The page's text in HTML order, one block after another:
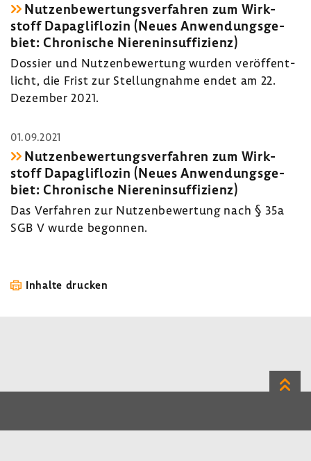
Nutzen­be­wer­tungs­ver­fahren zum Wirk­
stoff Dapaglif­lozin (Neues Anwen­dungs­ge­
biet: Chro­ni­sche Nieren­in­suf­fi­zienz)
Dossier und Nutzen­be­wer­tung wurden veröf­fent­
licht, die Frist zur Stel­lung­nahme endet am 22.
Dezember 2021.
01.09.2021
Nutzen­be­wer­tungs­ver­fahren zum Wirk­
stoff Dapaglif­lozin (Neues Anwen­dungs­ge­
biet: Chro­ni­sche Nieren­in­suf­fi­zienz)
Das Verfahren zur Nutzen­be­wer­tung nach § 35a
SGB V wurde begonnen.
Inhalte drucken
Zum